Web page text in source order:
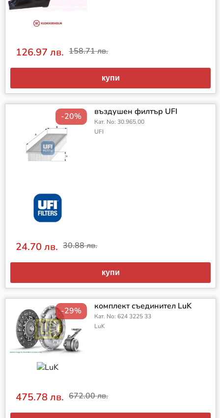
126.97 лв. 158.71 лв.
купи
-20% въздушен филтър UFI
Кат. No: 30.965.00
UFI
24.70 лв. 30.88 лв.
купи
-29% комплект съединител LuK
Кат. No: 624 3225 33
LuK
475.78 лв. 672.00 лв.